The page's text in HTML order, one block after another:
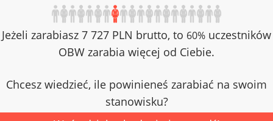
Jeżeli zarabiasz 7 727 PLN brutto, to 60% uczestników
OBW zarabia więcej od Ciebie.
Chcesz wiedzieć, ile powinieneś zarabiać na swoim
stanowisku?